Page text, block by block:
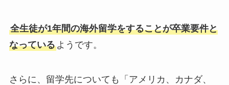
全生徒が1年間の海外留学をすることが卒業要件と
なっているようです。
さらに、留学先についても「アメリカ、カナダ、